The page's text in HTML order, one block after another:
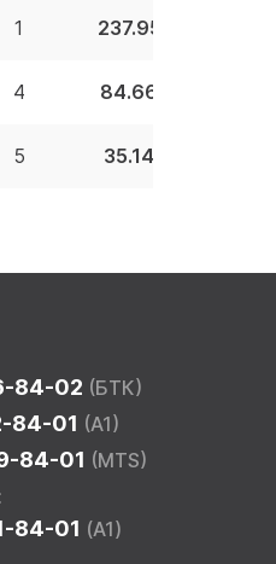
1 237.95 BYN
4 84.66 BYN
5 35.14 BYN
84-02 (БТК)
84-01 (A1)
84-01 (MTS)
84-01 (A1)